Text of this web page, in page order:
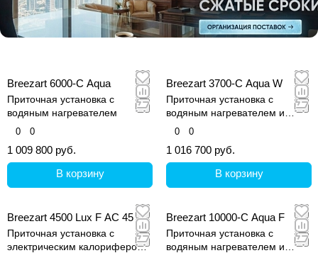
Breezart 6000-C Aqua
Приточная установка с
водяным нагревателем
0 0
1 009 800 руб.
В корзину
Breezart 3700-C Aqua W
Приточная установка с
водяным нагревателем и
водным охладителем
0 0
1 016 700 руб.
В корзину
Breezart 4500 Lux F AC 45
Приточная установка с
электрическим калорифером
Breezart 10000-C Aqua F
Приточная установка с
водяным нагревателем и